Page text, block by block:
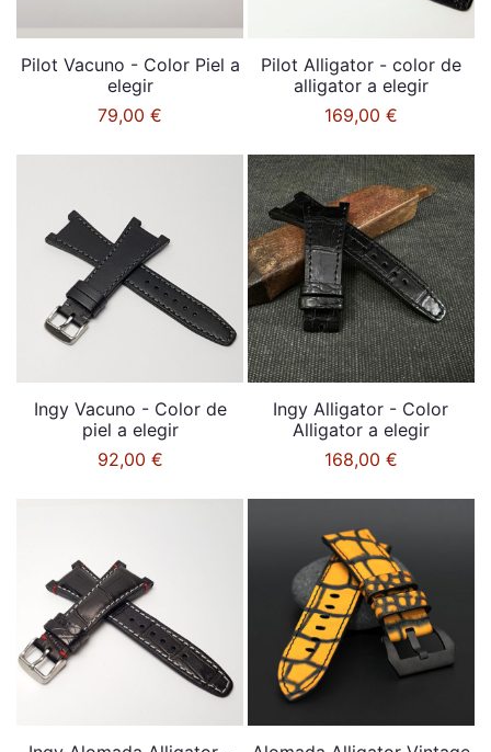
Pilot Vacuno - Color Piel a
elegir
79,00 €
Pilot Alligator - color de
alligator a elegir
169,00 €
Ingy Vacuno - Color de
piel a elegir
92,00 €
Ingy Alligator - Color
Alligator a elegir
168,00 €